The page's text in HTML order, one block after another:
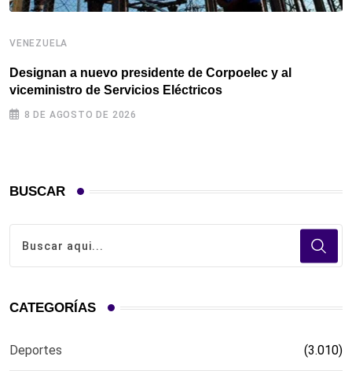
VENEZUELA
Designan a nuevo presidente de Corpoelec y al
viceministro de Servicios Eléctricos
8 DE AGOSTO DE 2026
BUSCAR
CATEGORÍAS
Deportes (3.010)